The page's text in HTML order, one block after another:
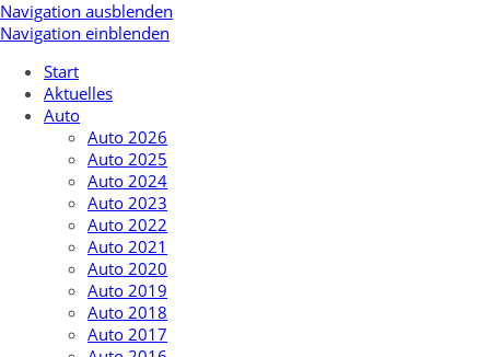
Navigation ausblenden
Navigation einblenden
Start
Aktuelles
Auto
Auto 2026
Auto 2025
Auto 2024
Auto 2023
Auto 2022
Auto 2021
Auto 2020
Auto 2019
Auto 2018
Auto 2017